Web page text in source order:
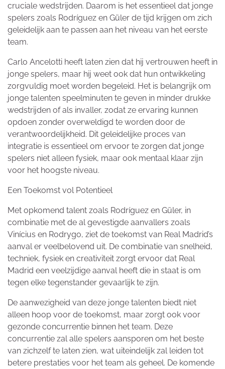
cruciale wedstrijden. Daarom is het essentieel dat jonge
spelers zoals Rodríguez en Güler de tijd krijgen om zich
geleidelijk aan te passen aan het niveau van het eerste
team.
Carlo Ancelotti heeft laten zien dat hij vertrouwen heeft in
jonge spelers, maar hij weet ook dat hun ontwikkeling
zorgvuldig moet worden begeleid. Het is belangrijk om
jonge talenten speelminuten te geven in minder drukke
wedstrijden of als invaller, zodat ze ervaring kunnen
opdoen zonder overweldigd te worden door de
verantwoordelijkheid. Dit geleidelijke proces van
integratie is essentieel om ervoor te zorgen dat jonge
spelers niet alleen fysiek, maar ook mentaal klaar zijn
voor het hoogste niveau.
Een Toekomst vol Potentieel
Met opkomend talent zoals Rodríguez en Güler, in
combinatie met de al gevestigde aanvallers zoals
Vinícius en Rodrygo, ziet de toekomst van Real Madrid’s
aanval er veelbelovend uit. De combinatie van snelheid,
techniek, fysiek en creativiteit zorgt ervoor dat Real
Madrid een veelzijdige aanval heeft die in staat is om
tegen elke tegenstander gevaarlijk te zijn.
De aanwezigheid van deze jonge talenten biedt niet
alleen hoop voor de toekomst, maar zorgt ook voor
gezonde concurrentie binnen het team. Deze
concurrentie zal alle spelers aansporen om het beste
van zichzelf te laten zien, wat uiteindelijk zal leiden tot
betere prestaties voor het team als geheel. De komende